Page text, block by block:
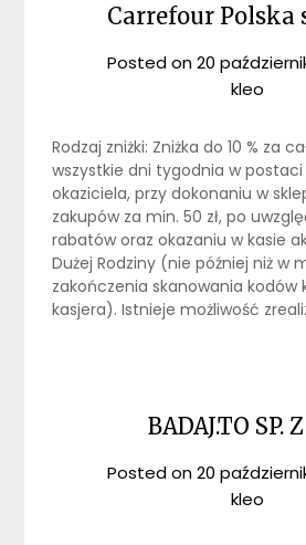
Carrefour Polska
Posted on20
kleo
Rodzaj zniżki: Zniżka do 10 % za
wszystkie dni tygodnia w
okaziciela, przy dokonaniu w
zakupów za min. 50 zł, po
rabatów oraz okazaniu w kasie
Dużej Rodziny (nie później niż w
zakończenia skanowania kodów
kasjera). Istnieje możliwość
BADAJ.TO SP. Z
Posted on20
kleo